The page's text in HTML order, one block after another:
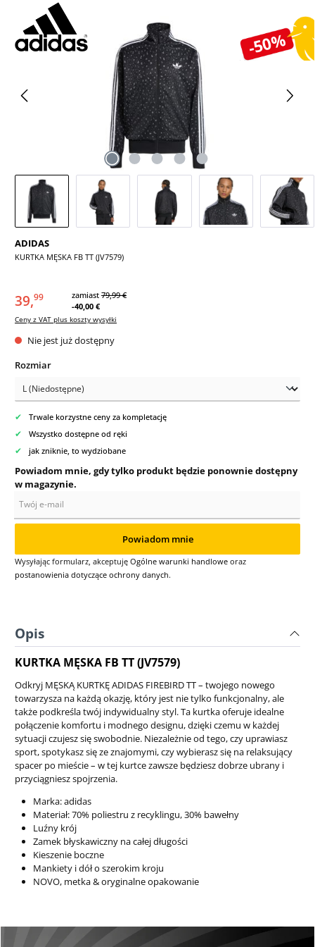
-50%
Pomiń galerię zdjęć
ADIDAS
KURTKA MĘSKA FB TT (JV7579)
39,99 zamiast 79,99 €
-40,00 €
Ceny z VAT plus koszty wysyłki
Nie jest już dostępny
Wybierz
Rozmiar
✔ Trwale korzystne ceny za kompletację
✔ Wszystko dostępne od ręki
✔ jak zniknie, to wydziobane
Powiadom mnie, gdy tylko produkt będzie ponownie dostępny
w magazynie.
Powiadom mnie
Wysyłając formularz, akceptuję Ogólne warunki handlowe oraz
postanowienia dotyczące ochrony danych.
Opis
KURTKA MĘSKA FB TT (JV7579)
Odkryj MĘSKĄ KURTKĘ ADIDAS FIREBIRD TT – twojego nowego
towarzysza na każdą okazję, który jest nie tylko funkcjonalny, ale
także podkreśla twój indywidualny styl. Ta kurtka oferuje idealne
połączenie komfortu i modnego designu, dzięki czemu w każdej
sytuacji czujesz się swobodnie. Niezależnie od tego, czy uprawiasz
sport, spotykasz się ze znajomymi, czy wybierasz się na relaksujący
spacer po mieście – w tej kurtce zawsze będziesz dobrze ubrany i
przyciągniesz spojrzenia.
Marka: adidas
Materiał: 70% poliestru z recyklingu, 30% bawełny
Luźny krój
Zamek błyskawiczny na całej długości
Kieszenie boczne
Mankiety i dół o szerokim kroju
NOVO, metka & oryginalne opakowanie